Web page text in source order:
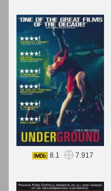
8.1
7.917